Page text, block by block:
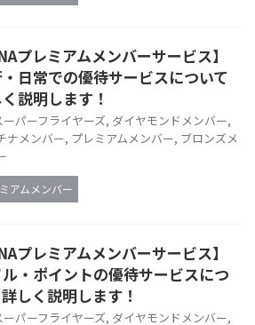
プレミアムメンバーサービス】
日常での優待サービスについて
説明します！
ーパーフライヤーズ, ダイヤモンドメンバー,
ナメンバー, プレミアムメンバー, ブロンズメ
アムメンバー
プレミアムメンバーサービス】
・ポイントの優待サービスにつ
しく説明します！
ーパーフライヤーズ, ダイヤモンドメンバー,